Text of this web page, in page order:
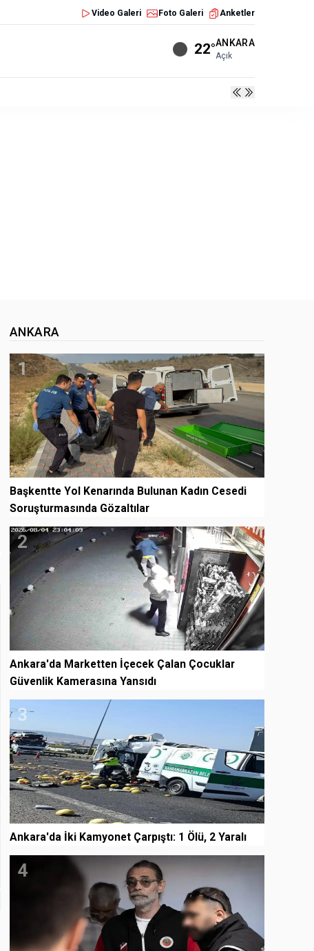
Video Galeri Foto Galeri Anketler
22°ANKARA
Açık
ANKARA
1
Başkentte Yol Kenarında Bulunan Kadın Cesedi
Soruşturmasında Gözaltılar
2
Ankara'da Marketten İçecek Çalan Çocuklar
Güvenlik Kamerasına Yansıdı
3
Ankara'da İki Kamyonet Çarpıştı: 1 Ölü, 2 Yaralı
4